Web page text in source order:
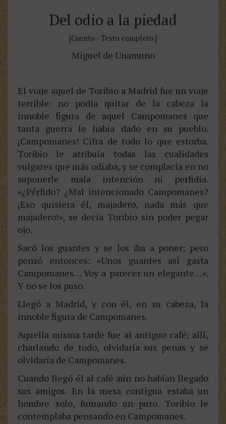
Del odio a la piedad
[Cuento - Texto completo.]
Miguel de Unamuno
El viaje aquel de Toribio a Madrid fue un viaje
terrible: no podía quitar de la cabeza la
innoble figura de aquel Campomanes que
tanta guerra le había dado en su pueblo.
¡Campomanes! Cifra de todo lo que estorba.
Toribio le atribuía todas las cualidades
vulgares que más odiaba, y se complacía en no
suponerle mala intención ni perfidia.
«¿Pérfido? ¿Mal intencionado Campomanes?
¡Eso quisiera él, majadero, nada más que
majadero!», se decía Toribio sin poder pegar
ojo.
Sacó los guantes y se los iba a poner; pero
pensó entonces: «Unos guantes así gasta
Campomanes… Voy a parecer un elegante…».
Y no se los puso.
Llegó a Madrid, y con él, en su cabeza, la
innoble figura de Campomanes.
Aquella misma tarde fue al antiguo café; allí,
charlando de todo, olvidaría sus penas y se
olvidaría de Campomanes.
Cuando llegó él al café aún no habían llegado
sus amigos. En la mesa contigua estaba un
hombre solo, fumando un puro. Toribio le
contemplaba pensando en Campomanes.